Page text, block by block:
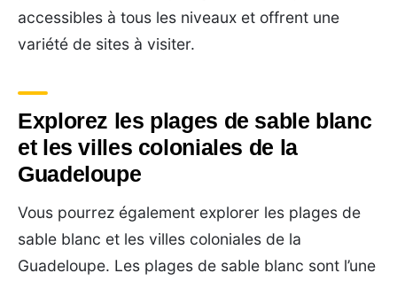
accessibles à tous les niveaux et offrent une
variété de sites à visiter.
Explorez les plages de sable blanc
et les villes coloniales de la
Guadeloupe
Vous pourrez également explorer les plages de
sable blanc et les villes coloniales de la
Guadeloupe. Les plages de sable blanc sont l’une